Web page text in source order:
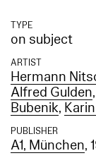
TYPE
on subject
ARTIST
Hermann
Alfred Gulden,
Bubenik,
PUBLISHER
A1, München,